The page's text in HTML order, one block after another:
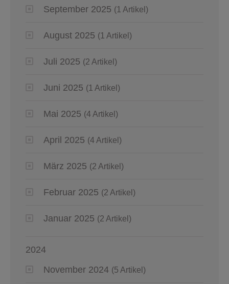
September 2025 (1 Artikel)
August 2025 (1 Artikel)
Juli 2025 (2 Artikel)
Juni 2025 (1 Artikel)
Mai 2025 (4 Artikel)
April 2025 (4 Artikel)
März 2025 (2 Artikel)
Februar 2025 (2 Artikel)
Januar 2025 (2 Artikel)
2024
November 2024 (5 Artikel)